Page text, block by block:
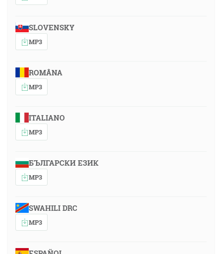
SLOVENSKY
MP3
ROMÂNA
MP3
ITALIANO
MP3
БЪЛГАРСКИ ЕЗИК
MP3
SWAHILI DRC
MP3